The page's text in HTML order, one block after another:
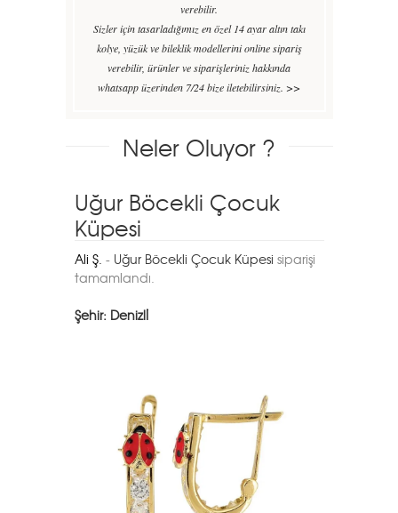
verebilir.
Sizler için tasarladığımız en özel 14 ayar altın takı
kolye, yüzük ve bileklik modellerini online sipariş
verebilir, ürünler ve siparişleriniz hakkında
whatsapp üzerinden 7/24 bize iletebilirsiniz. >>
Neler Oluyor ?
Uğur Böcekli Çocuk
Küpesi
Ali Ş. - Uğur Böcekli Çocuk Küpesi siparişi
tamamlandı.
Şehir: Denizlİ